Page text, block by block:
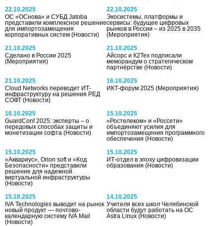
22.10.2025
ОС «ОСнова» и СУБД Jatoba
представили комплексное решение
для импортозамещения
корпоративных систем (Новости)
22.10.2025
Экосистемы, платформы и
сервисы: будущее цифровых
рынков в России – из 2025 в 2035
(Мероприятия)
21.10.2025
Сделано в России 2025
(Мероприятия)
21.10.2025
Айсорс и К2Тех подписали
меморандум о стратегическом
партнёрстве(Новости)
21.10.2025
Cloud Networks переводит ИТ-
инфраструктуру на решения РЕД
СОФТ (Новости)
16.10.2025
ИКТ-форум 2025(Мероприятия)
16.10.2025
GuardConf 2025: эксперты – о
передовых способах защиты и
монетизации софта (Новости)
15.10.2025
«Ростелеком» и «Россети»
объединяют усилия для
импортозамещения программного
обеспечения(Новости)
15.10.2025
«Аквариус», Orion soft и «Код
Безопасности» представили
решение для надежной
виртуальной инфраструктуры
(Новости)
15.10.2025
ИТ-отдел в эпоху цифровизации
образования(Новости)
15.10.2025
IVA Technologies выводит на рынок
новый продукт — почтово-
календарную систему IVA Mail
(Новости)
14.10.2025
Учителя всех школ Челябинской
области будут работать на ОС
Astra Linux(Новости)